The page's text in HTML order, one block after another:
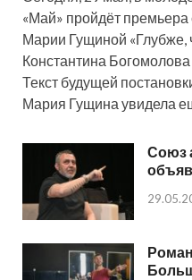
«Май» пройдёт
Марии Гущиной «Глубже,
Константина
Текст будущей
Мария Гущина увидела
Союз